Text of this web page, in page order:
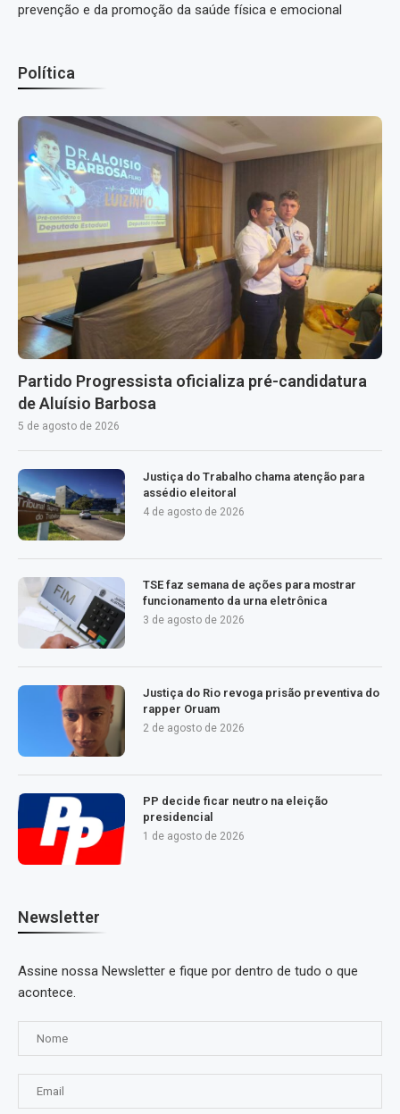
prevenção e da promoção da saúde física e emocional
Política
Partido Progressista oficializa pré-candidatura
de Aluísio Barbosa
5 de agosto de 2026
Justiça do Trabalho chama atenção para
assédio eleitoral
4 de agosto de 2026
TSE faz semana de ações para mostrar
funcionamento da urna eletrônica
3 de agosto de 2026
Justiça do Rio revoga prisão preventiva do
rapper Oruam
2 de agosto de 2026
PP decide ficar neutro na eleição
presidencial
1 de agosto de 2026
Newsletter
Assine nossa Newsletter e fique por dentro de tudo o que
acontece.